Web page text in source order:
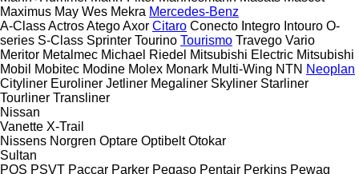
Maximus May Wes Mekra Mercedes-Benz
A-ClassActrosAtegoAxor Citaro Conecto Integro Intouro O-
series S-Class Sprinter Tourino Tourismo Travego Vario
Meritor Metalmec Michael Riedel Mitsubishi Electric Mitsubishi
Mobil
Mobitec Modine Molex Monark Multi-Wing NTN Neoplan
Cityliner Euroliner Jetliner Megaliner Skyliner Starliner
Tourliner Transliner
Nissan
Vanette X-Trail
Nissens Norgren Optare Optibelt Otokar
Sultan
POS PSVT Paccar Parker Pegaso Pentair Perkins Pewag